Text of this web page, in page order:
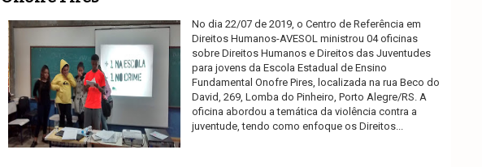
No dia 22/07 de 2019, o Centro de Referência em
Direitos Humanos-AVESOL ministrou 04 oficinas
sobre Direitos Humanos e Direitos das Juventudes
para jovens da Escola Estadual de Ensino
Fundamental Onofre Pires, localizada na rua Beco do
David, 269, Lomba do Pinheiro, Porto Alegre/RS. A
oficina abordou a temática da violência contra a
juventude, tendo como enfoque os Direitos...